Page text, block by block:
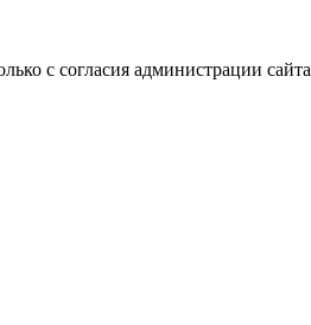
с согласия администрации сайта